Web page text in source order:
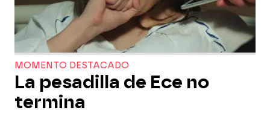
MOMENTO DESTACADO
La pesadilla de Ece no
termina